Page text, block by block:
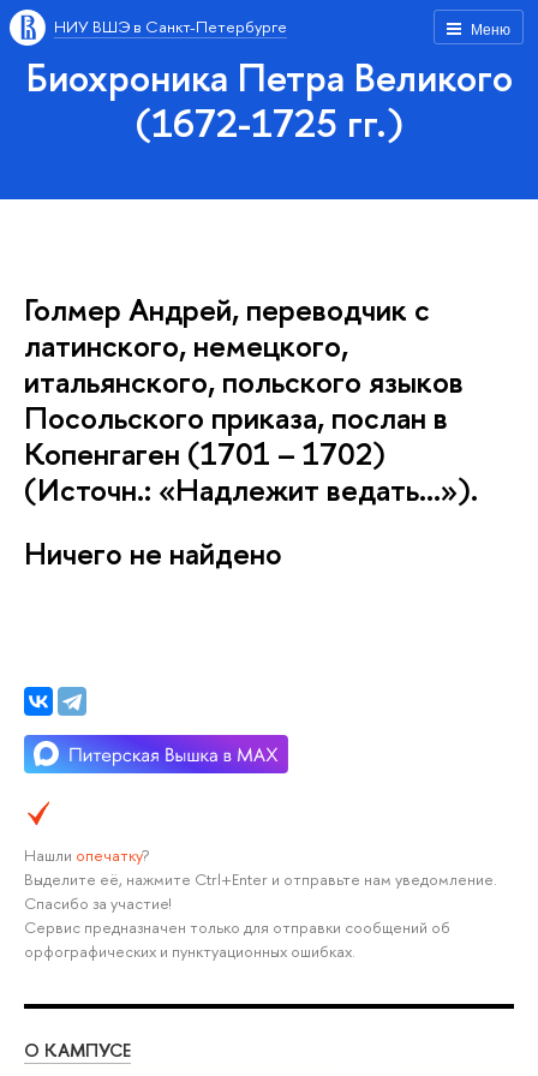
Меню
НИУ ВШЭ в Санкт-Петербурге
Биохроника Петра Великого
(1672-1725 гг.)
Голмер Андрей, переводчик с
латинского, немецкого,
итальянского, польского языков
Посольского приказа, послан в
Копенгаген (1701 – 1702)
(Источн.: «Надлежит ведать…»).
Ничего не найдено
Нашли опечатку?
Выделите её, нажмите Ctrl+Enter и отправьте нам уведомление.
Спасибо за участие!
Сервис предназначен только для отправки сообщений об
орфографических и пунктуационных ошибках.
О КАМПУСЕ